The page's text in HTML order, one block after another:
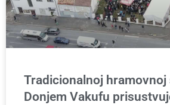
Tradicionalnoj hramovnoj
Donjem Vakufu